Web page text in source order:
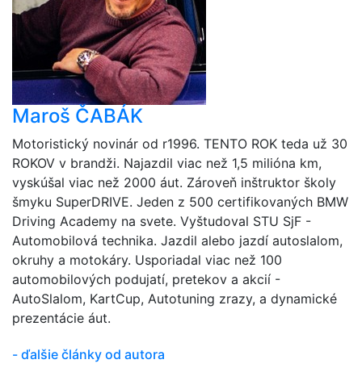
Maroš ČABÁK
Motoristický novinár od r1996. TENTO ROK teda už 30
ROKOV v brandži. Najazdil viac než 1,5 milióna km,
vyskúšal viac než 2000 áut. Zároveň inštruktor školy
šmyku SuperDRIVE. Jeden z 500 certifikovaných BMW
Driving Academy na svete. Vyštudoval STU SjF -
Automobilová technika. Jazdil alebo jazdí autoslalom,
okruhy a motokáry. Usporiadal viac než 100
automobilových podujatí, pretekov a akcií -
AutoSlalom, KartCup, Autotuning zrazy, a dynamické
prezentácie áut.
- ďalšie články od autora